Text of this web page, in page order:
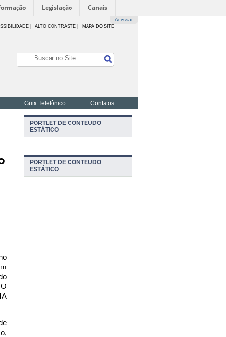
Legislação Canais
Acessar
ALTO CONTRASTE | MAPA DO SITE
Guia Telefônico Contatos
PORTLET DE CONTEUDO
ESTÁTICO
PORTLET DE CONTEUDO
ESTÁTICO